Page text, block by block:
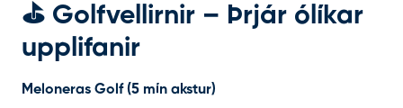
⛳ Golfvellirnir – Þrjár ólíkar
upplifanir
Meloneras Golf (5 mín akstur)